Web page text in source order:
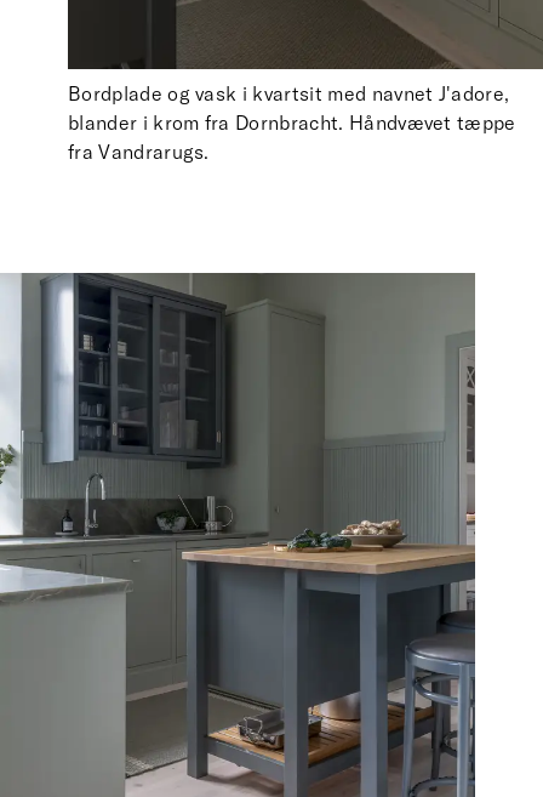
Bordplade og vask i kvartsit med navnet J'adore,
blander i krom fra Dornbracht. Håndvævet tæppe
fra Vandrarugs.